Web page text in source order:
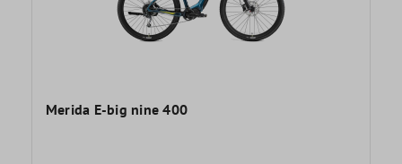
Merida E-big nine 400